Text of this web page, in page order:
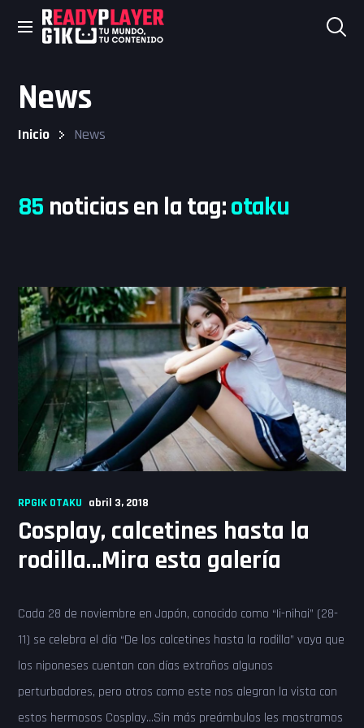
content
News
Inicio News
85 noticias en la tag:otaku
RPGIK OTAKU abril 3, 2018
Cosplay, calcetines hasta la
rodilla…Mira esta galería
Cada 28 de noviembre en Japón, conocido como “Ii-nihai” (28-
11) se celebra el día “De los calcetines hasta la rodilla” vaya que
los niponeses cuentan con días extraños algunos
perturbadores, pero otros como este nos alegran la vista con
estos hermosos Cosplay…Sin más preámbulos les mostramos